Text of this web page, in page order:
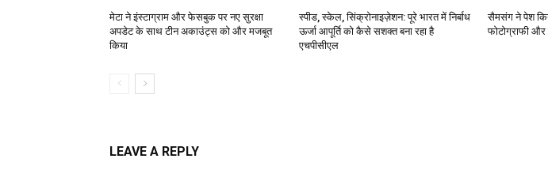
मेटा ने इंस्टाग्राम और फेसबुक पर नए सुरक्षा
अपडेट के साथ टीन अकाउंट्स को और मजबूत
किया
स्पीड, स्केल, सिंक्रोनाइज़ेशन: पूरे भारत में निर्बाध
ऊर्जा आपूर्ति को कैसे सशक्त बना रहा है
एचपीसीएल
सैमसंग ने पेश
फोटोग्राफी और
LEAVE A REPLY